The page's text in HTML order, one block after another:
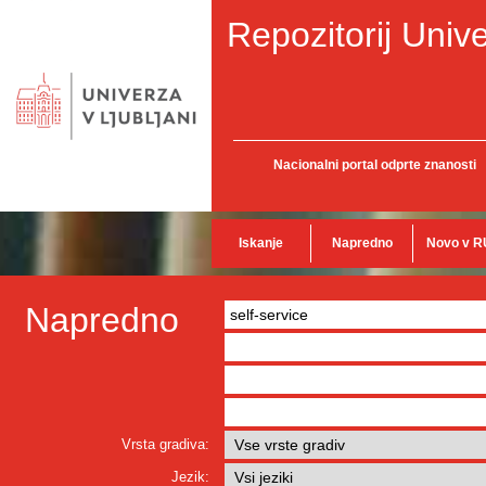
Repozitorij
Nacionalni portal odprte znanosti
Iskanje Napredno Novo v
Napredno
Vrsta gradiva:
Jezik: